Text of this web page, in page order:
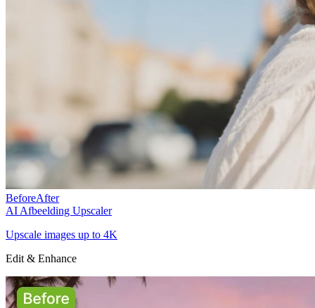
BeforeAfter
AI Afbeelding Upscaler
Upscale images up to 4K
Edit & Enhance